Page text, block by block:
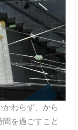
かわらず、から
を過ごすこと